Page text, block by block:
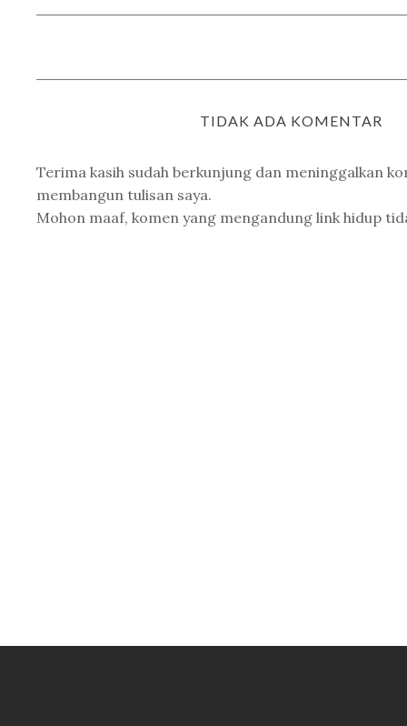
TIDAK ADA KOMENTAR
Terima kasih sudah berkunjung dan meninggalkan
membangun tulisan saya.
Mohon maaf, komen yang mengandung link hidup